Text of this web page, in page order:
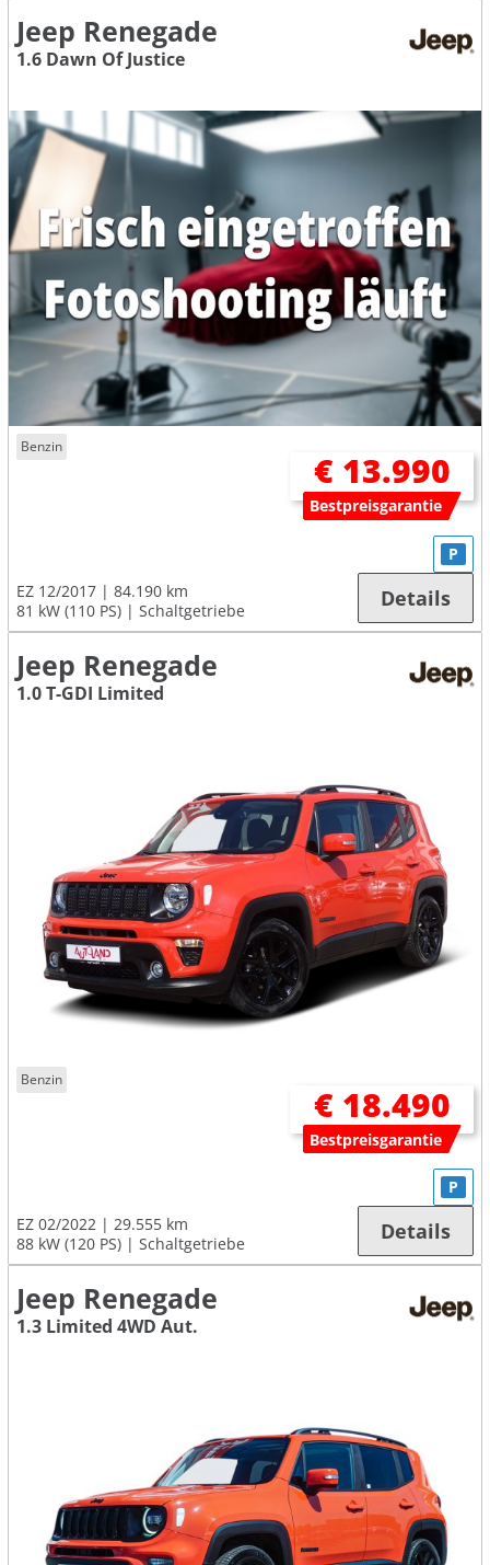
Jeep Renegade
1.6 Dawn Of Justice
Benzin
€ 13.990
Bestpreisgarantie
EZ 12/2017
84.190 km
81 kW (110 PS)
Schaltgetriebe
P
Details
Jeep Renegade
1.0 T-GDI Limited
Benzin
€ 18.490
Bestpreisgarantie
EZ 02/2022
29.555 km
88 kW (120 PS)
Schaltgetriebe
P
Details
Jeep Renegade
1.3 Limited 4WD Aut.